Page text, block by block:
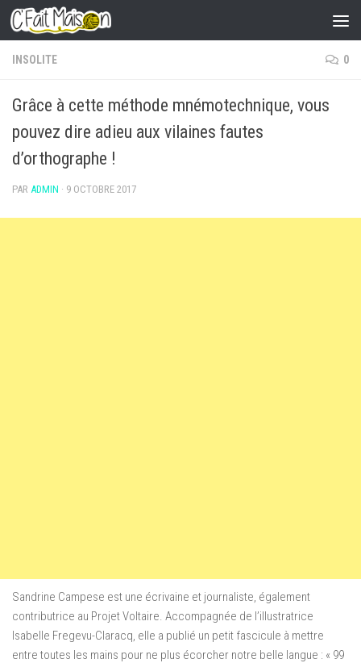
Skip to content
INSOLITE 0
Grâce à cette méthode mnémotechnique, vous
pouvez dire adieu aux vilaines fautes
d’orthographe !
PAR ADMIN · 9 OCTOBRE 2017
Sandrine Campese est une écrivaine et journaliste, également
contributrice au Projet Voltaire. Accompagnée de l’illustratrice
Isabelle Fregevu-Claracq, elle a publié un petit fascicule à mettre
entre toutes les mains pour ne plus écorcher notre belle langue : « 99